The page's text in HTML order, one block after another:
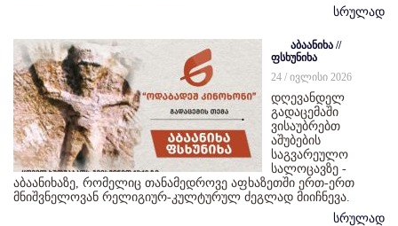
სრულად
აბაანიხა //
ფსხუნიხა
24 / ივლისი 2026
დღევანდელ
გადაცემაში
ვისაუბრებთ
აშუბების
საგვარეულო
სალოცავზე -
აბაანიხაზე, რომელიც თანამედროვე აფხაზეთში ერთ-ერთ
მნიშვნელოვან რელიგიურ-კულტურულ ძეგლად მიიჩნევა.
სრულად